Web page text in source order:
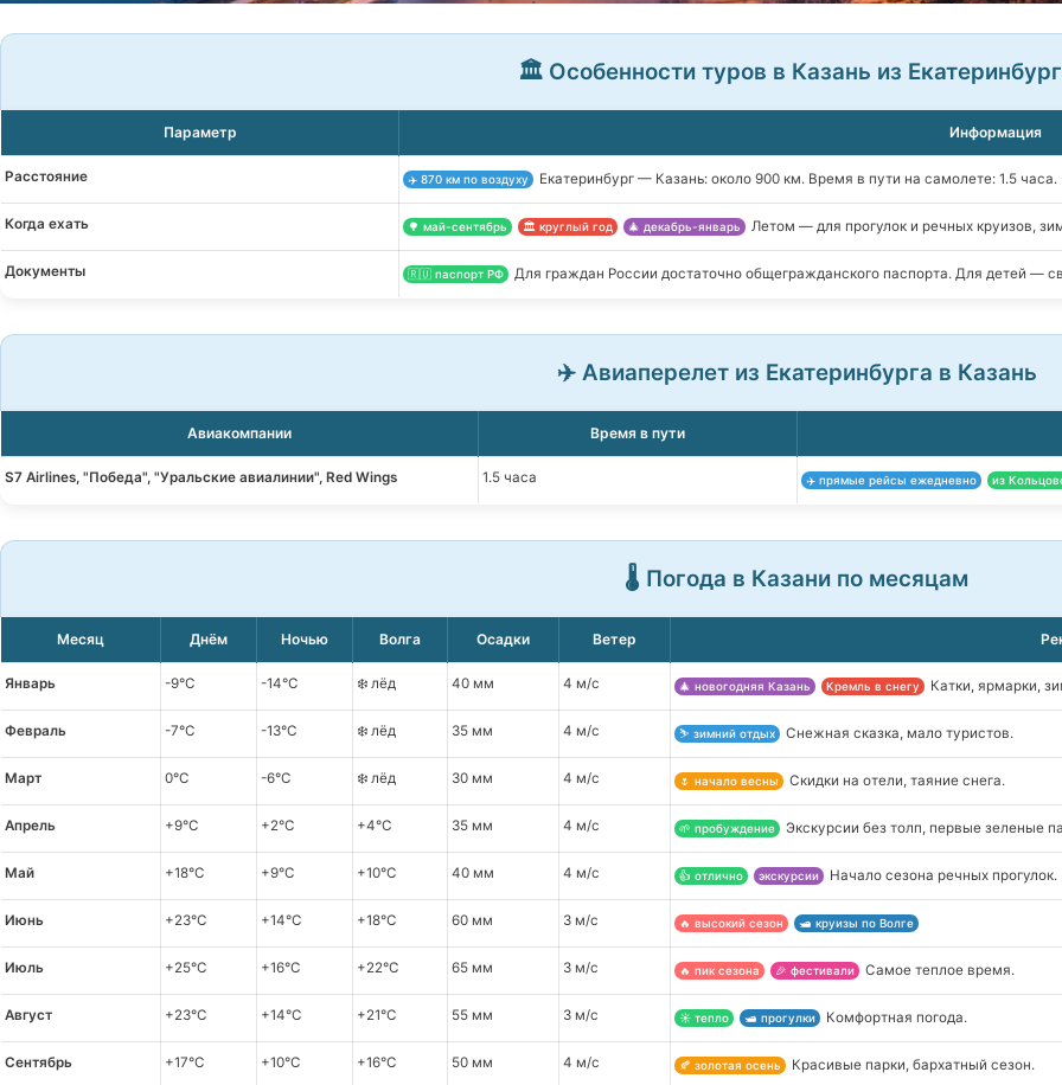
🏛️ Особенности туров в Казань из
Параметр Информация
Расстояние ✈️ 870 км по воздуху Екатеринбург — Казань: около 900 км. Время в пути на самолете: 1.5 часа.
Когда ехать 🌳 май-сентябрь 🏛️ круглый год 🎄 декабрь-январь Летом — для прогулок и речных круизов,
Документы 🇷🇺 паспорт РФ Для граждан России достаточно общегражданского паспорта. Для детей —
✈️ Авиаперелет из Екатеринбурга в Казань
Авиакомпании Время в пути
S7 Airlines, "Победа", "Уральские авиалинии", Red Wings 1.5 часа ✈️ прямые рейсы ежедневно из
🌡️ Погода в Казани по месяцам
Месяц Днём Ночью Волга Осадки Ветер
Январь -9°C -14°C ❄️ лёд 40 мм 4 м/с 🎄 новогодняя Казань Кремль в снегу Катки, ярмарки,
Февраль -7°C -13°C ❄️ лёд 35 мм 4 м/с ⛷️ зимний отдых Снежная сказка, мало туристов.
Март 0°C -6°C ❄️ лёд 30 мм 4 м/с 🌷 начало весны Скидки на отели, таяние снега.
Апрель +9°C +2°C +4°C 35 мм 4 м/с 🌱 пробуждение Экскурсии без толп, первые зеленые
Май +18°C +9°C +10°C 40 мм 4 м/с 👍 отлично экскурсии Начало сезона речных прогулок.
Июнь +23°C +14°C +18°C 60 мм 3 м/с 🔥 высокий сезон 🛥️ круизы по Волге
Июль +25°C +16°C +22°C 65 мм 3 м/с 🔥 пик сезона 🎉 фестивали Самое теплое время.
Август +23°C +14°C +21°C 55 мм 3 м/с ☀️ тепло 🛥️ прогулки Комфортная погода.
Сентябрь +17°C +10°C +16°C 50 мм 4 м/с 🍂 золотая осень Красивые парки, бархатный сезон.